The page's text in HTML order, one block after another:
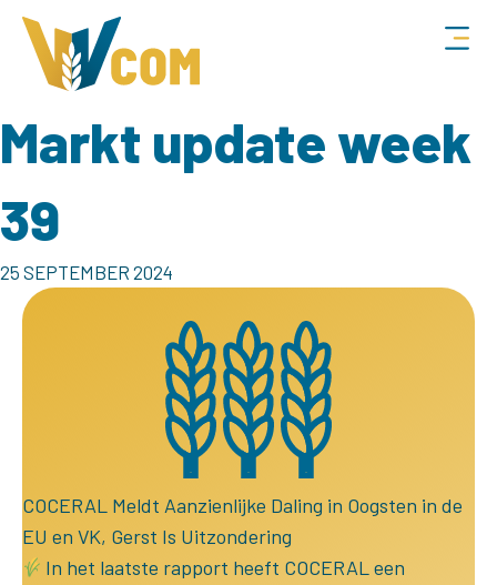
Markt update week
39
25 SEPTEMBER 2024
COCERAL Meldt Aanzienlijke Daling in Oogsten in de
EU en VK, Gerst Is Uitzondering
In het laatste rapport heeft COCERAL een